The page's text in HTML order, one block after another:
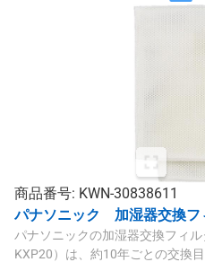
商品番号: KWN-30838611
パナソニック 加湿器交換フ
パナソニックの加湿器交換フィル
KXP20）は、約10年ごとの交換